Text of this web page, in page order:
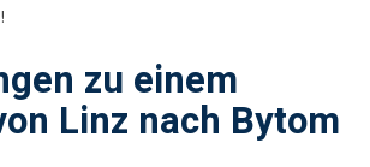
zu einem
Linz nach Bytom